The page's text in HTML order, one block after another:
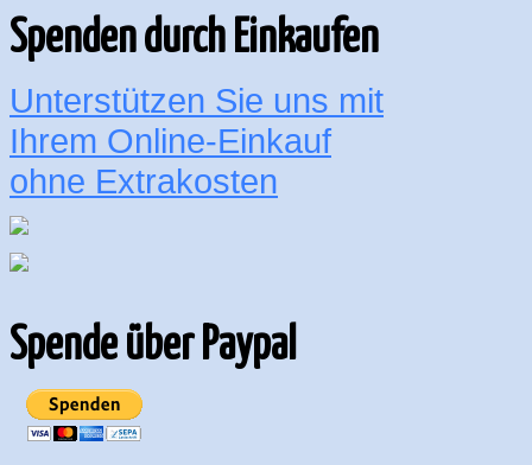
Spenden durch Einkaufen
Unterstützen Sie uns mit
Ihrem Online-Einkauf
ohne Extrakosten
Spende über Paypal